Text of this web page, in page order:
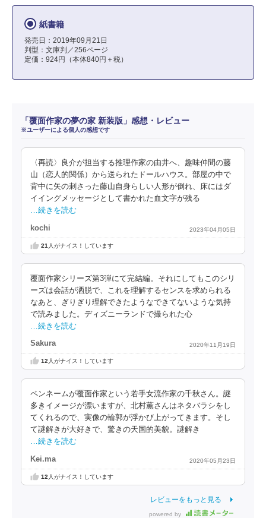
紙書籍
発売日：2019年09月21日
判型：文庫判／256ページ
定価：924円（本体840円＋税）
「覆面作家の夢の家 新装版」感想・レビュー
※ユーザーによる個人の感想です
〈再読〉良介が担当する推理作家の由井へ、趣味仲間の藤
山（恋人的関係）から送られたドールハウス。部屋の中で
背中に矢の刺さった藤山自身らしい人形が倒れ、床にはダ
イイングメッセージとして書かれた血文字が残る
…続きを読む
kochi 2023年04月05日
21 人がナイス！しています
覆面作家シリーズ第3弾にて完結編。それにしてもこのシリ
ーズは会話が洒脱で、これを理解するセンスを求められる
なあと、ぎりぎり理解できたようなできてないような気持
で読みました。ディズニーランドで撮られた心
…続きを読む
Sakura 2020年11月19日
12 人がナイス！しています
ペンネームが覆面作家という若手女流作家の千秋さん。謎
多きイメージが漂いますが、北村薫さんはネタバラシをし
てくれるので、実像の輪郭が浮かび上がってきます。そし
て謎解きが大好きで、驚きの天国的美貌。謎解き
…続きを読む
Kei.ma 2020年05月23日
12 人がナイス！しています
レビューをもっと見る
powered by